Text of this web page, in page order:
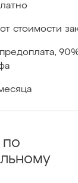
стоимости
по